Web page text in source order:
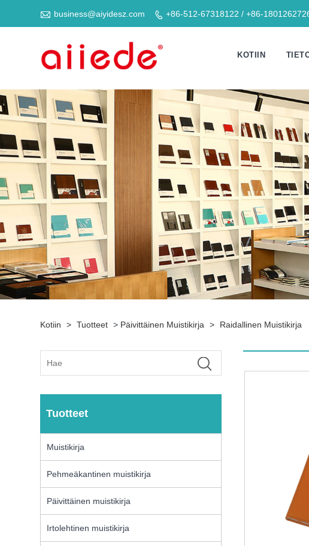
 business@aiyidesz.com  +86-512-67318122 / +86-
KOTIIN
Kotiin > Tuotteet > Päivittäinen Muistikirja > Raidallinen Muistikirja
Tuotteet
Muistikirja
Pehmeäkantinen muistikirja
Päivittäinen muistikirja
Irtolehtinen muistikirja